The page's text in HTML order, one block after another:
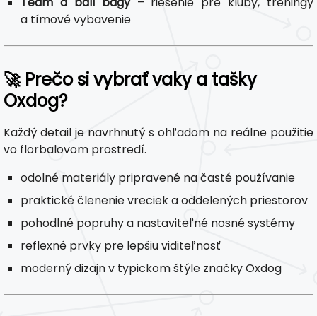
a tímové vybavenie
🚀 Prečo si vybrať vaky a tašky
Oxdog?
Každý detail je navrhnutý s ohľadom na reálne použitie
vo florbalovom prostredí.
odolné materiály pripravené na časté používanie
praktické členenie vreciek a oddelených priestorov
pohodlné popruhy a nastaviteľné nosné systémy
reflexné prvky pre lepšiu viditeľnosť
moderný dizajn v typickom štýle značky Oxdog